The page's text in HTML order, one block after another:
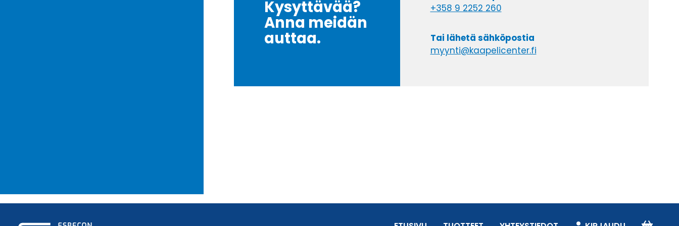
Kysyttävää?
Anna meidän
auttaa.
+358 9 2252 260
Tai lähetä sähköpostia
myynti@kaapelicenter.fi